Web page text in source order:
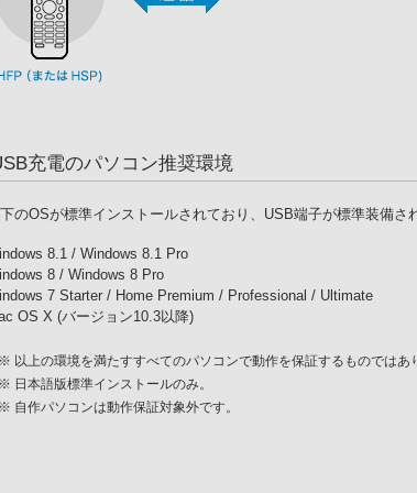
充電のパソコン推奨環境
のOSが標準インストールされており、USB端子が標準装備さ
8.1 / Windows 8.1 Pro
8 / Windows 8 Pro
7 Starter / Home Premium / Professional / Ultimate
OS X (バージョン10.3以降)
※ 以上の環境を満たすすべてのパソコンで動作を保証するものではあ
※ 日本語版標準インストールのみ。
※ 自作パソコンは動作保証対象外です。